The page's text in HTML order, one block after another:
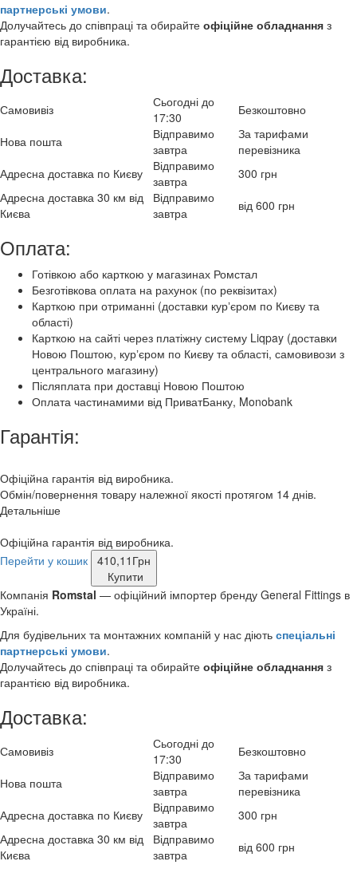
партнерські умови.
Долучайтесь до співпраці та обирайте офіційне обладнання з
гарантією від виробника.
Доставка:
Самовивіз
Сьогодні до
17:30
Безкоштовно
Нова пошта
Відправимо
завтра
За тарифами
перевізника
Адресна доставка по Києву
Відправимо
завтра
300 грн
Адресна доставка 30 км від
Києва
Відправимо
завтра
від 600 грн
Оплата:
Готівкою або карткою у магазинах Ромстал
Безготівкова оплата на рахунок (по реквізитах)
Карткою при отриманні (доставки курʼєром по Києву та
області)
Карткою на сайті через платіжну систему Liqpay (доставки
Новою Поштою, курʼєром по Києву та області, самовивози з
центрального магазину)
Післяплата при доставці Новою Поштою
Оплата частинамими від ПриватБанку, Monobank
Гарантія:
Офіційна гарантія від виробника.
Обмін/повернення товару належної якості протягом 14 днів.
Детальніше
Офіційна гарантія від виробника.
Перейти у кошик 410,11 Грн
Купити
Компанія Romstal — офіційний імпортер бренду General Fittings в
Україні.
Для будівельних та монтажних компаній у нас діють спеціальні
партнерські умови.
Долучайтесь до співпраці та обирайте офіційне обладнання з
гарантією від виробника.
Доставка:
Самовивіз
Сьогодні до
17:30
Безкоштовно
Нова пошта
Відправимо
завтра
За тарифами
перевізника
Адресна доставка по Києву
Відправимо
завтра
300 грн
Адресна доставка 30 км від
Києва
Відправимо
завтра
від 600 грн